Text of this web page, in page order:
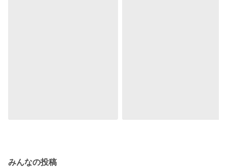
みんなの投稿